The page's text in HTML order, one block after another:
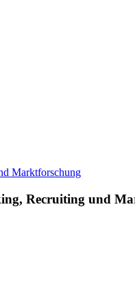
Recruiting und